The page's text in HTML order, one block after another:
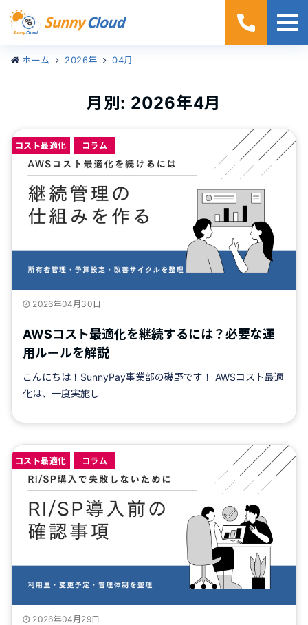
ホーム 2026年 04月
月別: 2026年4月
コスト最適化 コラム
2026年04月30日
AWSコスト最適化を継続するには？必要な運
用ルールを解説
こんにちは！SunnyPay事業部の磯野です！ AWSコスト最適
化は、一度実施し
コスト最適化 コラム
2026年04月29日